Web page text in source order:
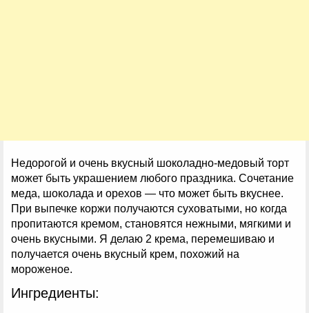
Недорогой и очень вкусный шоколадно-медовый торт
может быть украшением любого праздника. Сочетание
меда, шоколада и орехов — что может быть вкуснее.
При выпечке коржи получаются суховатыми, но когда
пропитаются кремом, становятся нежными, мягкими и
очень вкусными. Я делаю 2 крема, перемешиваю и
получается очень вкусный крем, похожий на
мороженое.
Ингредиенты: